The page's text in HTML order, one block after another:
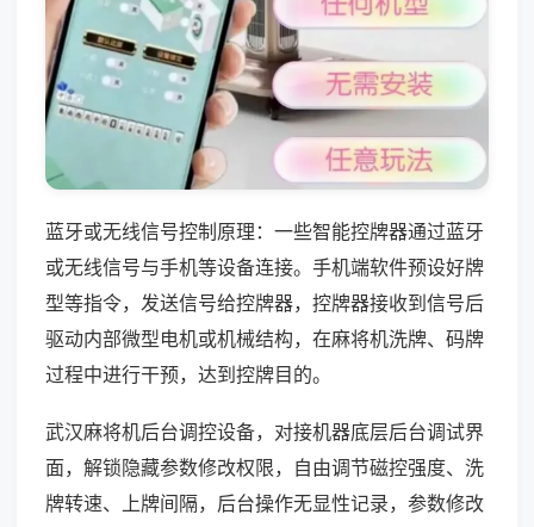
蓝牙或无线信号控制原理：一些智能控牌器通过蓝牙
或无线信号与手机等设备连接。手机端软件预设好牌
型等指令，发送信号给控牌器，控牌器接收到信号后
驱动内部微型电机或机械结构，在麻将机洗牌、码牌
过程中进行干预，达到控牌目的。
武汉麻将机后台调控设备，对接机器底层后台调试界
面，解锁隐藏参数修改权限，自由调节磁控强度、洗
牌转速、上牌间隔，后台操作无显性记录，参数修改